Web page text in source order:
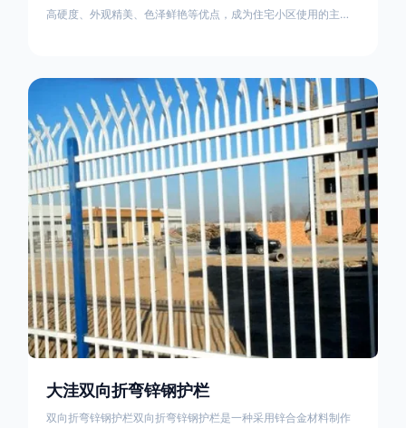
高硬度、外观精美、色泽鲜艳等优点，成为住宅小区使用的主流
的使用方法主要是应用在人员行走的边界处，这就需要锌钢草坪
护栏产品的表面设计较为圆滑，减少人员不小心碰触锌钢草坪护
栏产品的伤害值。在安装前，土木建筑为砖砌或混凝土浇筑奠定
了的基础
大洼双向折弯锌钢护栏
双向折弯锌钢护栏双向折弯锌钢护栏是一种采用锌合金材料制作